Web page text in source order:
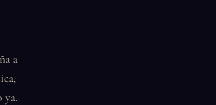
a
ya.